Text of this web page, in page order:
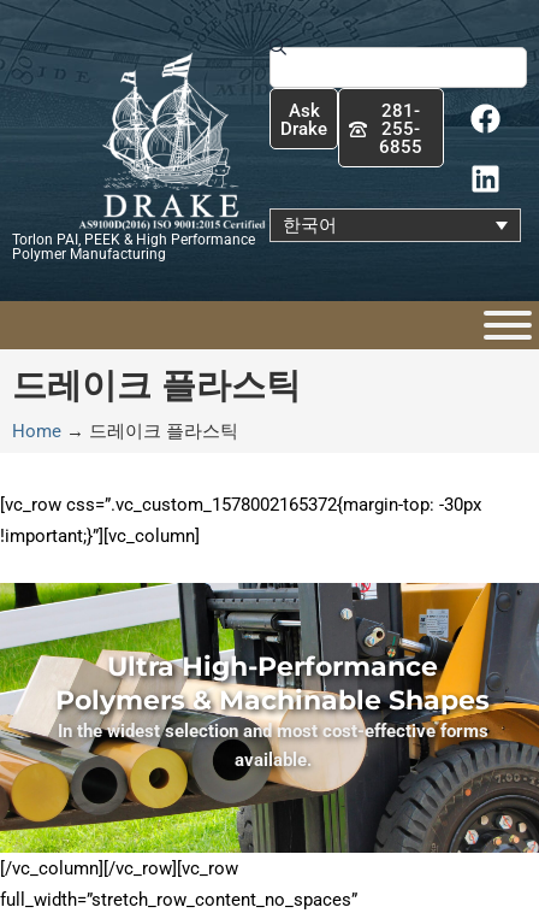
콘
텐
츠
Torlon PAI, PEEK & High Performance
Polymer Manufacturing
Search
Ask
Drake
281-
255-
6855
F
a
c
e
b
o
k
L
i
n
k
e
d
n
한국어
드레이크 플라스틱
Home → 드레이크 플라스틱
[vc_row css=”.vc_custom_1578002165372{margin-top: -30px
!important;}”][vc_column]
Ultra High-Performance
Polymers & Machinable Shapes
In the widest selection and most cost-effective forms
available.
[/vc_column][/vc_row][vc_row
full_width=”stretch_row_content_no_spaces”